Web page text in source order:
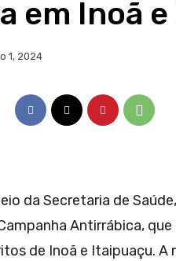
em Inoã
1, 2024
da Secretaria de
Antirrábica,
de Inoã e Itaipuaçu.